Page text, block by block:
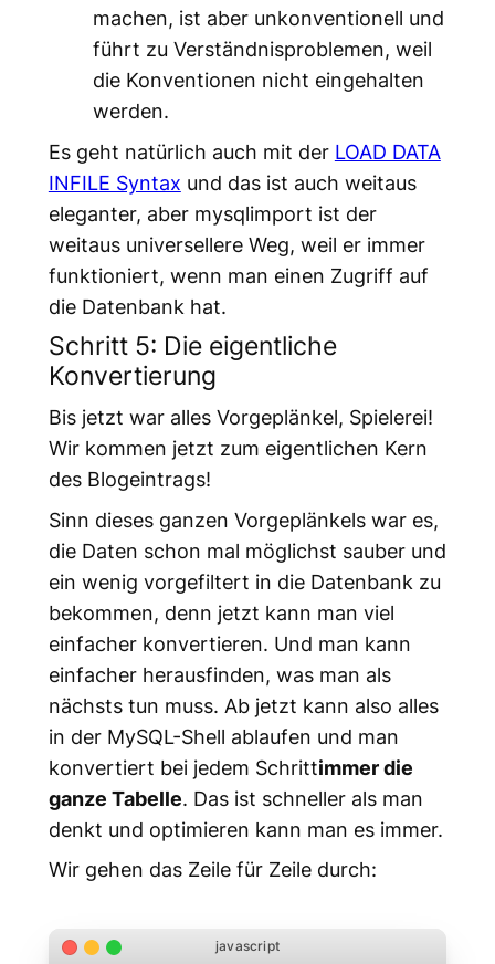
machen, ist aber unkonventionell und
führt zu Verständnisproblemen, weil
die Konventionen nicht eingehalten
werden.
Es geht natürlich auch mit der LOAD DATA
INFILE Syntax und das ist auch weitaus
eleganter, aber mysqlimport ist der
weitaus universellere Weg, weil er immer
funktioniert, wenn man einen Zugriff auf
die Datenbank hat.
Schritt 5: Die eigentliche
Konvertierung
Bis jetzt war alles Vorgeplänkel, Spielerei!
Wir kommen jetzt zum eigentlichen Kern
des Blogeintrags!
Sinn dieses ganzen Vorgeplänkels war es,
die Daten schon mal möglichst sauber und
ein wenig vorgefiltert in die Datenbank zu
bekommen, denn jetzt kann man viel
einfacher konvertieren. Und man kann
einfacher herausfinden, was man als
nächsts tun muss. Ab jetzt kann also alles
in der MySQL-Shell ablaufen und man
konvertiert bei jedem Schrittimmer die
ganze Tabelle. Das ist schneller als man
denkt und optimieren kann man es immer.
Wir gehen das Zeile für Zeile durch: